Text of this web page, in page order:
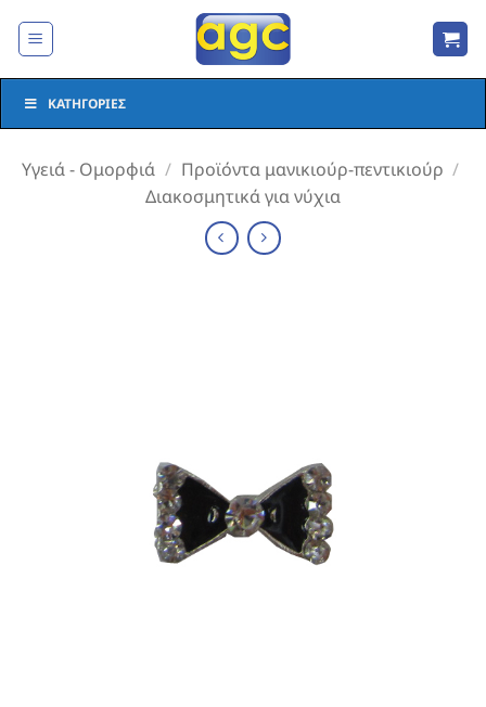
στο
ΚΑΤΗΓΟΡΊΕΣ
Υγειά - Ομορφιά / Προϊόντα μανικιούρ-πεντικιούρ /
Διακοσμητικά για νύχια